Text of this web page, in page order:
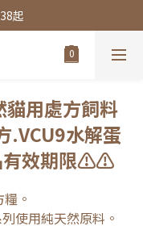
起
起
用處方飼料
.VCU9水解蛋
有效期限⚠️⚠️
。
使用純天然原料。